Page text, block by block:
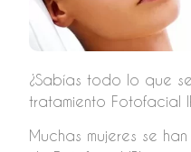
¿Sabías todo lo que
tratamiento Fotofacial
Muchas mujeres se